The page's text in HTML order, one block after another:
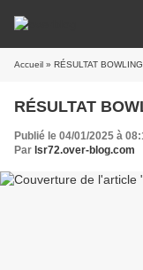
Accueil » RÉSULTAT
RÉSULTAT
Publié le 04/01/2025 à
Par lsr72.over-blog.com